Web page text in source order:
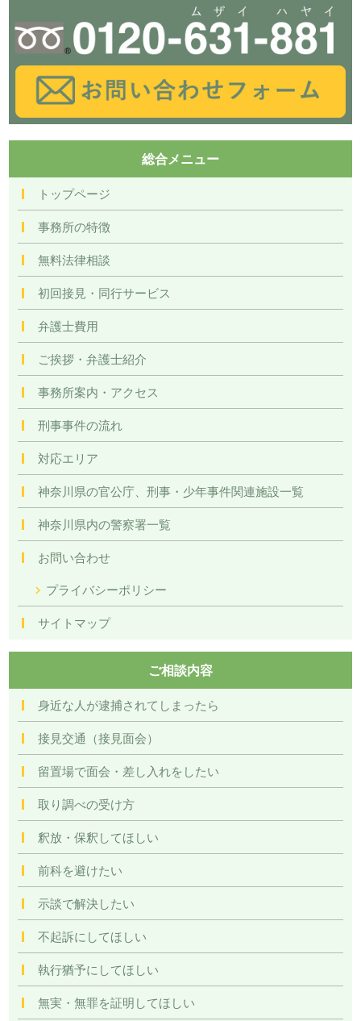
総合メニュー
トップページ
事務所の特徴
無料法律相談
初回接見・同行サービス
弁護士費用
ご挨拶・弁護士紹介
事務所案内・アクセス
刑事事件の流れ
対応エリア
神奈川県の官公庁、刑事・少年事件関連施設一覧
神奈川県内の警察署一覧
お問い合わせ
プライバシーポリシー
サイトマップ
ご相談内容
身近な人が逮捕されてしまったら
接見交通（接見面会）
留置場で面会・差し入れをしたい
取り調べの受け方
釈放・保釈してほしい
前科を避けたい
示談で解決したい
不起訴にしてほしい
執行猶予にしてほしい
無実・無罪を証明してほしい